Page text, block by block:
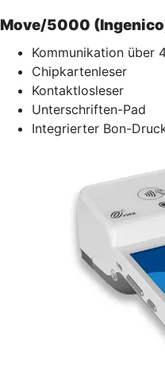
Move/5000
Kommunikation über
Chipkartenleser
Kontaktlosleser
Unterschriften-Pad
Integrierter Bon-